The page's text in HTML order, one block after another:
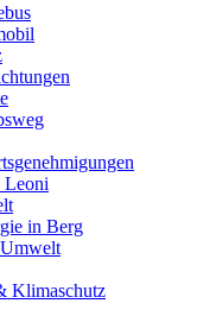
Leoni
in Berg
Klimaschutz